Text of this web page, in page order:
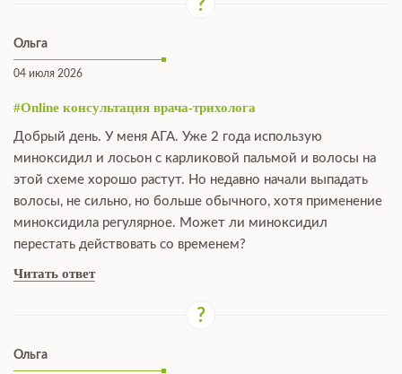
Ольга
04 июля 2026
#Online консультация врача-трихолога
Добрый день. У меня АГА. Уже 2 года использую
миноксидил и лосьон с карликовой пальмой и волосы на
этой схеме хорошо растут. Но недавно начали выпадать
волосы, не сильно, но больше обычного, хотя применение
миноксидила регулярное. Может ли миноксидил
перестать действовать со временем?
Читать ответ
Ольга